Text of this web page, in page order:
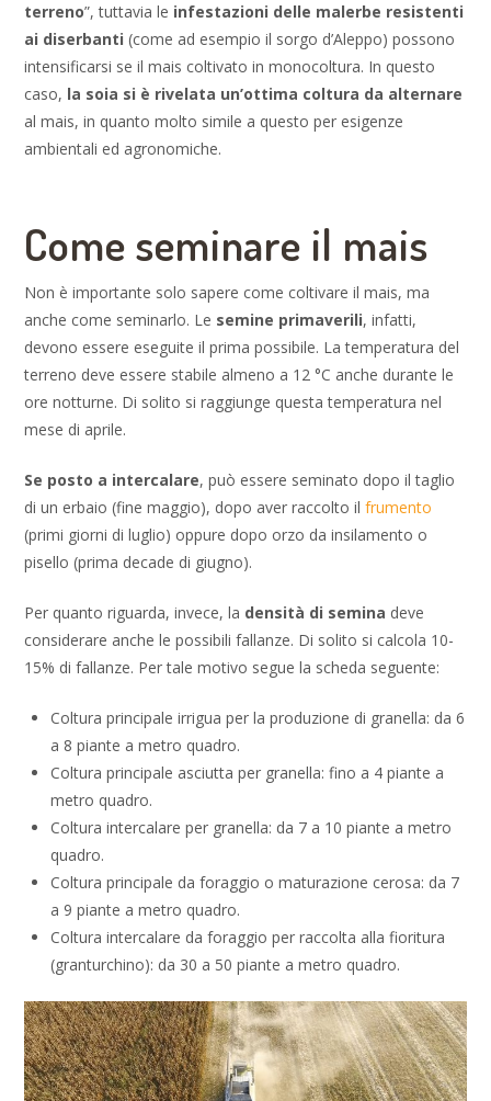
terreno”, tuttavia le infestazioni delle malerbe resistenti
ai diserbanti (come ad esempio il sorgo d’Aleppo) possono
intensificarsi se il mais coltivato in monocoltura. In questo
caso, la soia si è rivelata un’ottima coltura da alternare
al mais, in quanto molto simile a questo per esigenze
ambientali ed agronomiche.
Come seminare il mais
Non è importante solo sapere come coltivare il mais, ma
anche come seminarlo. Le semine primaverili, infatti,
devono essere eseguite il prima possibile. La temperatura del
terreno deve essere stabile almeno a 12 °C anche durante le
ore notturne. Di solito si raggiunge questa temperatura nel
mese di aprile.
Se posto a intercalare, può essere seminato dopo il taglio
di un erbaio (fine maggio), dopo aver raccolto ilfrumento
(primi giorni di luglio) oppure dopo orzo da insilamento o
pisello (prima decade di giugno).
Per quanto riguarda, invece, la densità di semina deve
considerare anche le possibili fallanze. Di solito si calcola 10-
15% di fallanze. Per tale motivo segue la scheda seguente:
Coltura principale irrigua per la produzione di granella: da 6
a 8 piante a metro quadro.
Coltura principale asciutta per granella: fino a 4 piante a
metro quadro.
Coltura intercalare per granella: da 7 a 10 piante a metro
quadro.
Coltura principale da foraggio o maturazione cerosa: da 7
a 9 piante a metro quadro.
Coltura intercalare da foraggio per raccolta alla fioritura
(granturchino): da 30 a 50 piante a metro quadro.